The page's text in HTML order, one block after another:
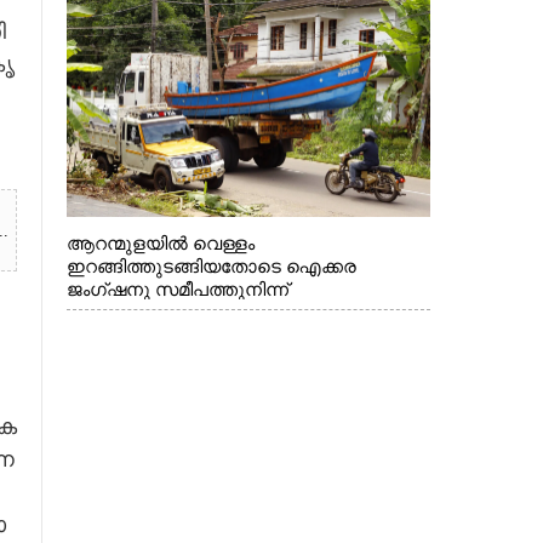
മറ്റ് മാലിന്യങ്ങളും നീക്കം ചെയ്യുന്നു.
ആറന്മുളയിൽ വെള്ളം
ഇറങ്ങിത്തുടങ്ങിയതോടെ ഐക്കര
ജംഗ്ഷനു സമീപത്തുനിന്ന്
രക്ഷാപ്രവർത്തനത്തിന് കൊല്ലത്ത് നിന്ന്